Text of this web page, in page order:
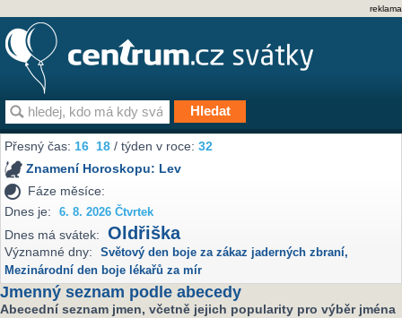
reklama
Přesný čas:16 18 / týden v roce:32
Znamení Horoskopu: Lev
Fáze měsíce:
Dnes je:
6. 8. 2026 Čtvrtek
Dnes má svátek: Oldřiška
Významné dny: Světový den boje za zákaz jaderných zbraní,
Mezinárodní den boje lékařů za mír
Jmenný seznam podle abecedy
Abecední seznam jmen, včetně jejich popularity pro výběr jména